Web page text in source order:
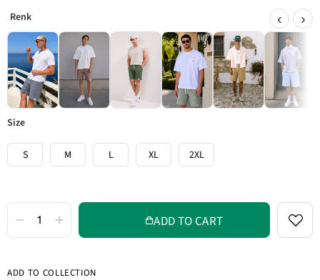
‹ ›
size
S M L XL 2XL
ADD TO COLLECTION